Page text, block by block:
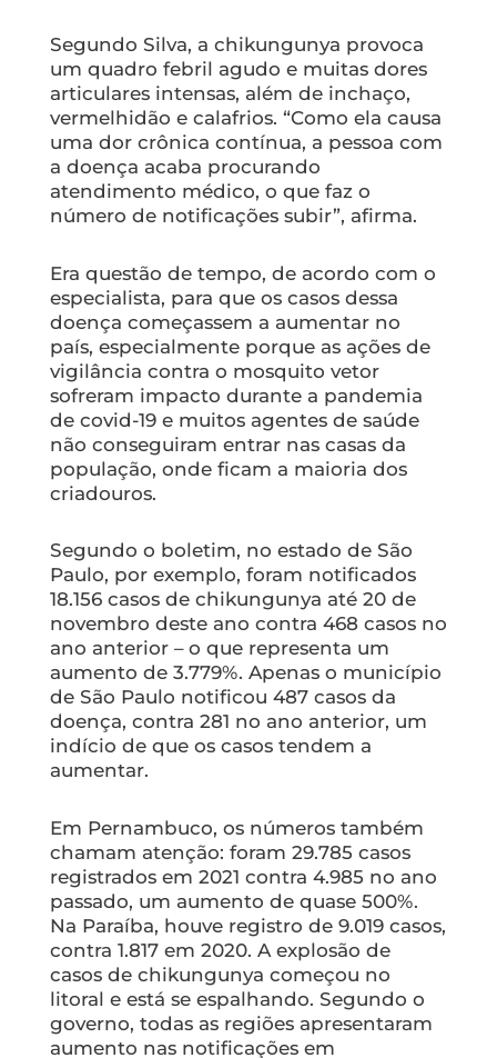
Segundo Silva, a chikungunya provoca
um quadro febril agudo e muitas dores
articulares intensas, além de inchaço,
vermelhidão e calafrios. “Como ela causa
uma dor crônica contínua, a pessoa com
a doença acaba procurando
atendimento médico, o que faz o
número de notificações subir”, afirma.
Era questão de tempo, de acordo com o
especialista, para que os casos dessa
doença começassem a aumentar no
país, especialmente porque as ações de
vigilância contra o mosquito vetor
sofreram impacto durante a pandemia
de covid-19 e muitos agentes de saúde
não conseguiram entrar nas casas da
população, onde ficam a maioria dos
criadouros.
Segundo o boletim, no estado de São
Paulo, por exemplo, foram notificados
18.156 casos de chikungunya até 20 de
novembro deste ano contra 468 casos no
ano anterior – o que representa um
aumento de 3.779%. Apenas o município
de São Paulo notificou 487 casos da
doença, contra 281 no ano anterior, um
indício de que os casos tendem a
aumentar.
Em Pernambuco, os números também
chamam atenção: foram 29.785 casos
registrados em 2021 contra 4.985 no ano
passado, um aumento de quase 500%.
Na Paraíba, houve registro de 9.019 casos,
contra 1.817 em 2020. A explosão de
casos de chikungunya começou no
litoral e está se espalhando. Segundo o
governo, todas as regiões apresentaram
aumento nas notificações em